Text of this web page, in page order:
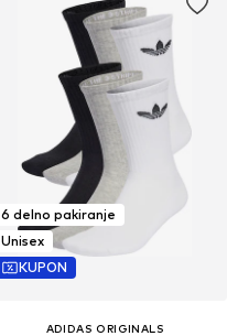
6 delno pakiranje
Unisex
KUPON
ADIDAS ORIGINALS